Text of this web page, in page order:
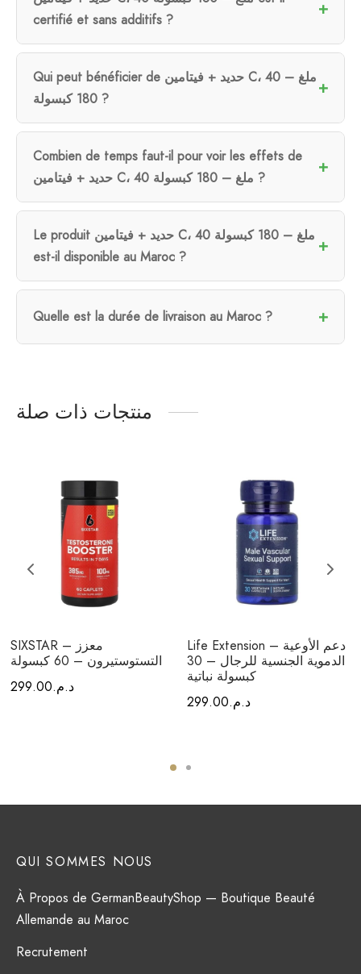
certifié et sans additifs ?
Qui peut bénéficier de حديد + فيتامين C، 40 ملغ –
180 كبسولة ?
Combien de temps faut-il pour voir les effets de
حديد + فيتامين C، 40 ملغ – 180 كبسولة ?
Le produit حديد + فيتامين C، 40 ملغ – 180 كبسولة
est-il disponible au Maroc ?
Quelle est la durée de livraison au Maroc ?
منتجات ذات صلة
SIXSTAR – معزز
التستوستيرون – 60 كبسولة
د.م.299.00
Life Extension – دعم الأوعية
الدموية الجنسية للرجال – 30
كبسولة نباتية
د.م.299.00
QUI SOMMES NOUS
À Propos de GermanBeautyShop — Boutique Beauté
Allemande au Maroc
Recrutement